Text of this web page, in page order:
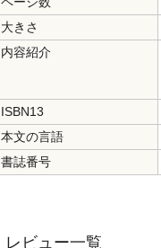
大きさ
内容紹介
ISBN13
本文の言語
書誌番号
レビュー一覧